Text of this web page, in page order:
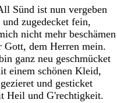
Sünd ist nun vergeben
und zugedecket fein,
nicht mehr beschämen
Gott, dem Herren mein.
ganz neu geschmücket
einem schönen Kleid,
gezieret und gesticket
Heil und G'rechtigkeit.